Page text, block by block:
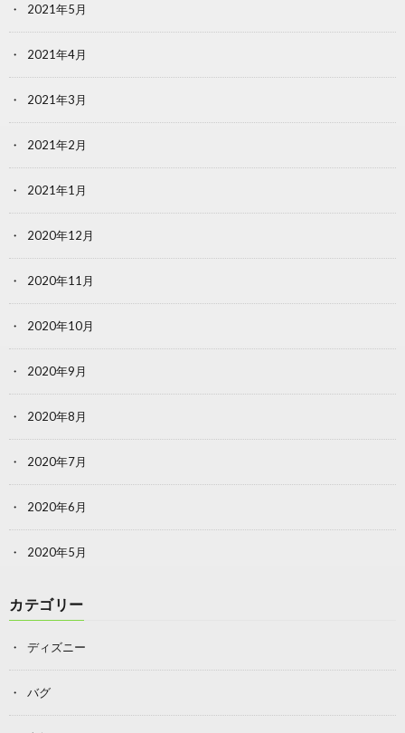
2021年5月
2021年4月
2021年3月
2021年2月
2021年1月
2020年12月
2020年11月
2020年10月
2020年9月
2020年8月
2020年7月
2020年6月
2020年5月
カテゴリー
ディズニー
バグ